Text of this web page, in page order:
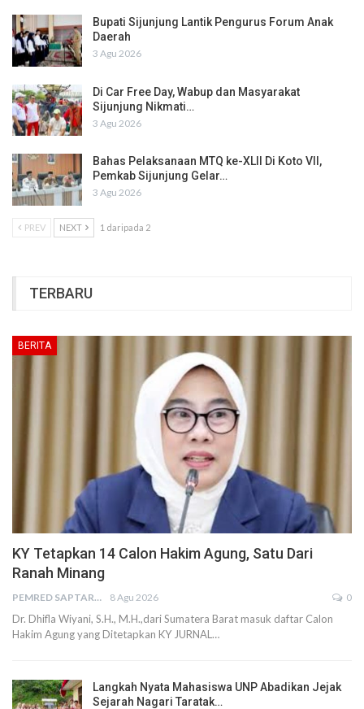
Bupati Sijunjung Lantik Pengurus Forum Anak
Daerah
3 Agu 2026
Di Car Free Day, Wabup dan Masyarakat
Sijunjung Nikmati…
3 Agu 2026
Bahas Pelaksanaan MTQ ke-XLII Di Koto VII,
Pemkab Sijunjung Gelar…
3 Agu 2026
PREV NEXT 1 daripada 2
TERBARU
BERITA
KY Tetapkan 14 Calon Hakim Agung, Satu Dari
Ranah Minang
PEMRED SAPTARIUS 8 Agu 2026 0
Dr. Dhifla Wiyani, S.H., M.H.,dari Sumatera Barat masuk daftar Calon
Hakim Agung yang Ditetapkan KY JURNAL…
Langkah Nyata Mahasiswa UNP Abadikan Jejak
Sejarah Nagari Taratak…